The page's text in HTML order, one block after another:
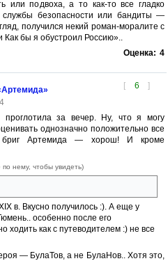
или подвоха, а то как-то все гладко
безопасности или бандиты —
получился некий роман-моралите с
Как бы я обустроил Россию»..
Оценка: 4
[ 6 ]
проглотила за вечер. Ну, что я могу
однозначно положительно все
бриг Артемида — хорош! И кроме
по нему, чтобы увидеть)
в. Вкусно получилось :). А еще у
особенно после его
ходить как с путеводителем :) не все
— БулаТов, а не БулаНов.. Хотя это,